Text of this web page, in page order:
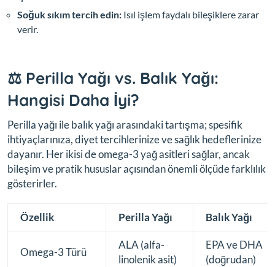
Soğuk sıkım tercih edin: Isıl işlem faydalı bileşiklere zarar
verir.
⚖️ Perilla Yağı vs. Balık Yağı:
Hangisi Daha İyi?
Perilla yağı ile balık yağı arasındaki tartışma; spesifik
ihtiyaçlarınıza, diyet tercihlerinize ve sağlık hedeflerinize
dayanır. Her ikisi de omega-3 yağ asitleri sağlar, ancak
bileşim ve pratik hususlar açısından önemli ölçüde farklılık
gösterirler.
Özellik Perilla Yağı Balık Yağı
Omega-3 Türü
ALA (alfa-
linolenik asit)
EPA ve DHA
(doğrudan)